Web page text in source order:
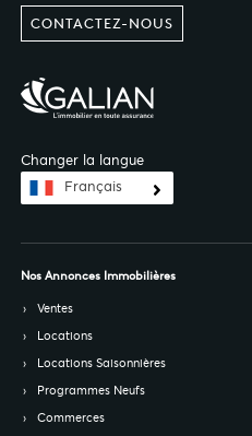
CONTACTEZ-NOUS
Changer la langue
Français
Nos Annonces Immobilières
Ventes
Locations
Locations Saisonnières
Programmes Neufs
Commerces